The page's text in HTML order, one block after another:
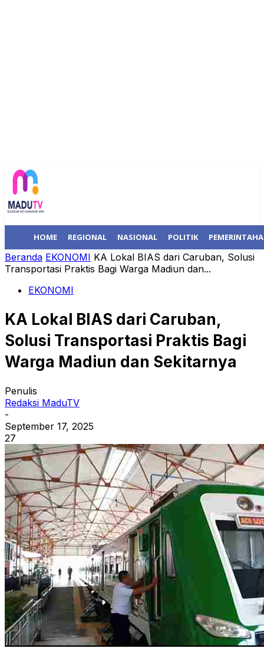
HOME REGIONAL NASIONAL POLITIK
Beranda EKONOMI KA Lokal BIAS dari Caruban, Solusi
Transportasi Praktis Bagi Warga Madiun dan...
EKONOMI
KA Lokal BIAS dari Caruban,
Solusi Transportasi Praktis Bagi
Warga Madiun dan Sekitarnya
Penulis
Redaksi MaduTV
-
September 17, 2025
27